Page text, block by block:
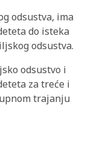
odsustva, ima
do isteka
odsustva.
odsustvo i
za treće i
trajanju